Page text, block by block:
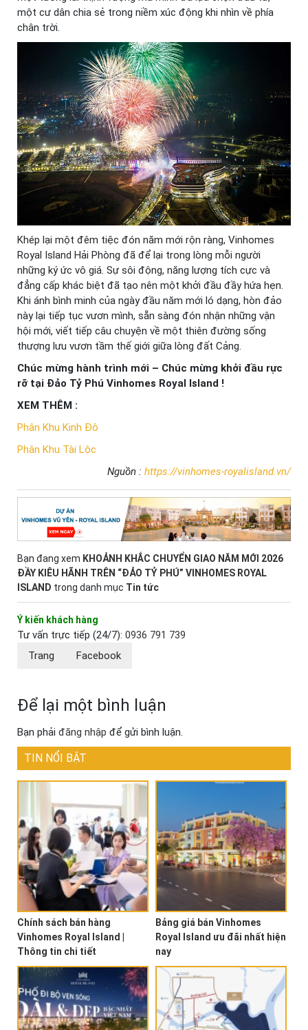
một cư dân chia sẻ trong niềm xúc động khi nhìn về phía
chân trời.
Khép lại một đêm tiệc đón năm mới rộn ràng, Vinhomes
Royal Island Hải Phòng đã để lại trong lòng mỗi người
những ký ức vô giá. Sự sôi động, năng lượng tích cực và
đẳng cấp khác biệt đã tạo nên một khởi đầu đầy hứa hẹn.
Khi ánh bình minh của ngày đầu năm mới ló dạng, hòn đảo
này lại tiếp tục vươn mình, sẵn sàng đón nhận những vận
hội mới, viết tiếp câu chuyện về một thiên đường sống
thượng lưu vươn tầm thế giới giữa lòng đất Cảng.
Chúc mừng hành trình mới – Chúc mừng khởi đầu rực
rỡ tại Đảo Tỷ Phú Vinhomes Royal Island !
XEM THÊM :
Phân Khu Kinh Đô
Phân Khu Tài Lộc
Nguồn : https://vinhomes-royalisland.vn/
Bạn đang xem KHOẢNH KHẮC CHUYỂN GIAO NĂM MỚI 2026
ĐẦY KIÊU HÃNH TRÊN “ĐẢO TỶ PHÚ” VINHOMES ROYAL
ISLAND trong danh mục Tin tức
Ý kiến khách hàng
Tư vấn trực tiếp (24/7): 0936 791 739
Trang
Facebook
Để lại một bình luận
Bạn phải đăng nhập để gửi bình luận.
TIN NỔI BẬT
Chính sách bán hàng
Vinhomes Royal Island |
Thông tin chi tiết
Bảng giá bán Vinhomes
Royal Island ưu đãi nhất hiện
nay